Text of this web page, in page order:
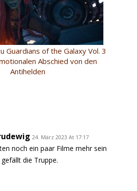
Guardians of the Galaxy Vol. 3
Abschied von den
Antihelden
24. März 2023 At 17:17
noch ein paar Filme mehr sein
die Truppe.